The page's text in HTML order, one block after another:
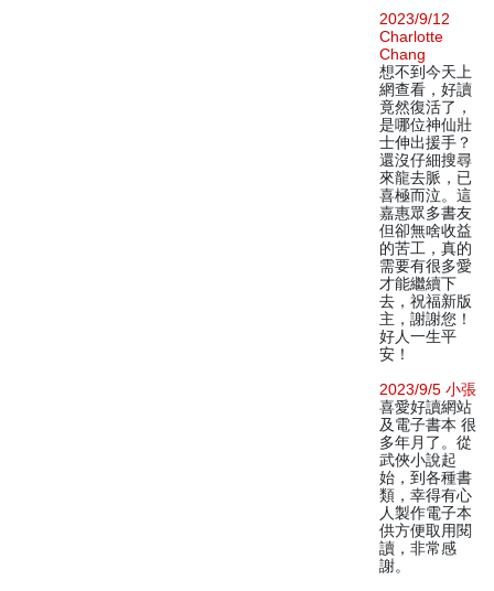
2023/9/12
Charlotte
Chang
想不到今天上
網查看，好讀
竟然復活了，
是哪位神仙壯
士伸出援手？
還沒仔細搜尋
來龍去脈，已
喜極而泣。這
嘉惠眾多書友
但卻無啥收益
的苦工，真的
需要有很多愛
才能繼續下
去，祝福新版
主，謝謝您！
好人一生平
安！
2023/9/5 小張
喜愛好讀網站
及電子書本 很
多年月了。從
武俠小說起
始，到各種書
類，幸得有心
人製作電子本
供方便取用閱
讀，非常感
謝。